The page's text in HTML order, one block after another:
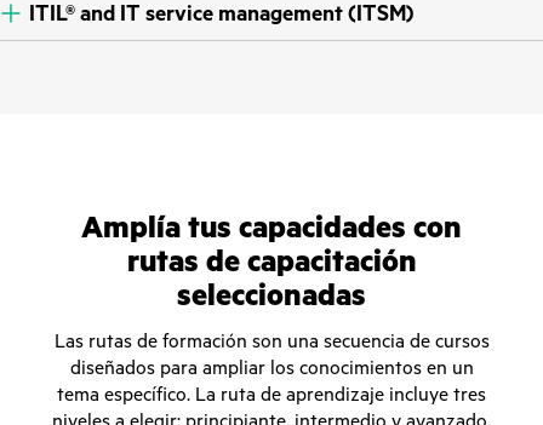
ITIL® and IT service management (ITSM)
Amplía tus capacidades con
rutas de capacitación
seleccionadas
Las rutas de formación son una secuencia de cursos
diseñados para ampliar los conocimientos en un
tema específico. La ruta de aprendizaje incluye tres